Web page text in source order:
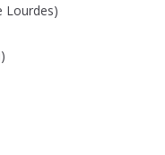
Lourdes)